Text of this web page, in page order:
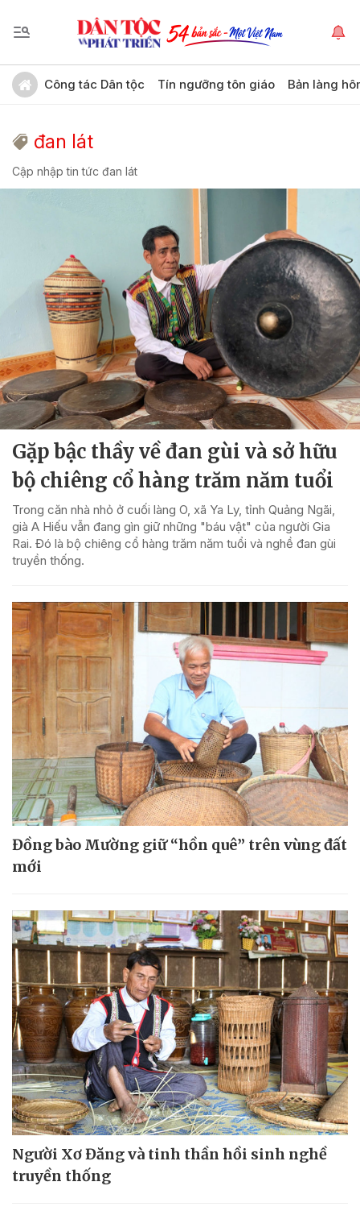
Công tác Dân tộc Tín ngưỡng tôn giáo Bản làng
đan lát
Cập nhập tin tức đan lát
Gặp bậc thầy về đan gùi và sở hữu
bộ chiêng cổ hàng trăm năm tuổi
Trong căn nhà nhỏ ở cuối làng O, xã Ya Ly, tỉnh Quảng Ngãi,
già A Hiếu vẫn đang gìn giữ những "báu vật" của người Gia
Rai. Đó là bộ chiêng cổ hàng trăm năm tuổi và nghề đan gùi
truyền thống.
Đồng bào Mường giữ “hồn quê” trên vùng đất
mới
Người Xơ Đăng và tinh thần hồi sinh nghề
truyền thống